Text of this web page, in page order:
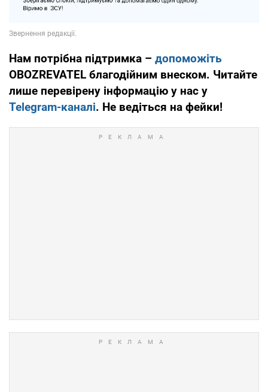
Нам потрібна підтримка – допоможіть
OBOZREVATEL благодійним внеском. Читайте
лише перевірену інформацію у нас у
Telegram-каналі. Не ведіться на фейки!